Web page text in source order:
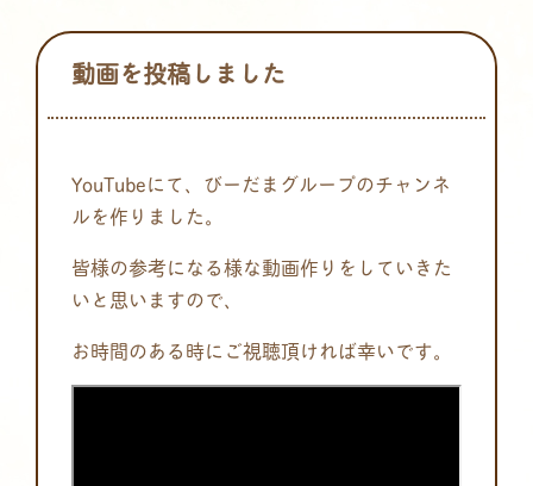
動画を投稿しました
YouTubeにて、びーだまグループのチャンネ
ルを作りました。
皆様の参考になる様な動画作りをしていきた
いと思いますので、
お時間のある時にご視聴頂ければ幸いです。